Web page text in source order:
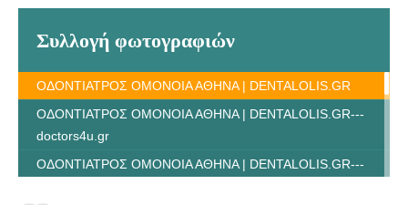
Συλλογή φωτογραφιών
ΟΔΟΝΤΙΑΤΡΟΣ ΟΜΟΝΟΙΑ ΑΘΗΝΑ | DENTALOLIS.GR
ΟΔΟΝΤΙΑΤΡΟΣ ΟΜΟΝΟΙΑ ΑΘΗΝΑ | DENTALOLIS.GR---
doctors4u.gr
ΟΔΟΝΤΙΑΤΡΟΣ ΟΜΟΝΟΙΑ ΑΘΗΝΑ | DENTALOLIS.GR---